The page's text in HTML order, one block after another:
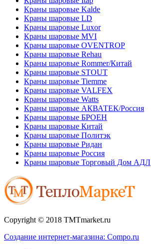
Краны шаровые Kalde
Краны шаровые LD
Краны шаровые Luxor
Краны шаровые MVI
Краны шаровые OVENTROP
Краны шаровые Rehau
Краны шаровые Rommer/Китай
Краны шаровые STOUT
Краны шаровые Tiemme
Краны шаровые VALFEX
Краны шаровые Watts
Краны шаровые АКВАТЕК/Россия
Краны шаровые БРОЕН
Краны шаровые Китай
Краны шаровые Политэк
Краны шаровые Ридан
Краны шаровые Россия
Краны шаровые Торговый Дом АДЛ
Copyright © 2018 TMTmarket.ru
Создание интернет-магазина: Compo.ru